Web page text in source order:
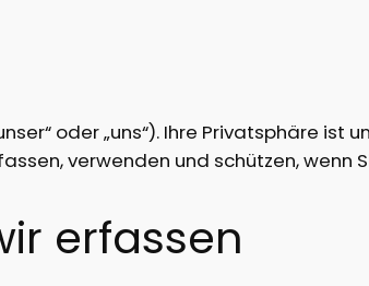
oder „uns“). Ihre Privatsphäre ist
verwenden und schützen, wenn
erfassen